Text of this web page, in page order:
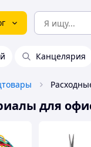
Канцелярия
для